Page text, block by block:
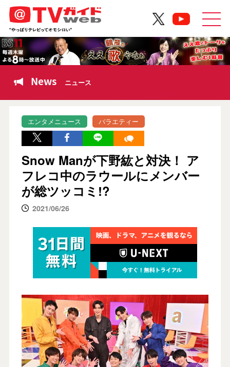
News ニュース
エンタメニュース バラエティー
Snow Manが下野紘と対決！ ア
フレコ中のラウールにメンバー
が総ツッコミ!?
2021/06/26